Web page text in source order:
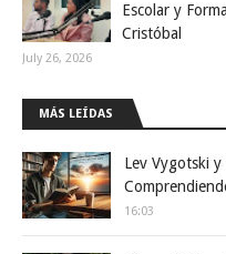
Escolar y
Cristóbal
July 26, 2026
MÁS LEÍDAS
Lev Vygotski y
16:03